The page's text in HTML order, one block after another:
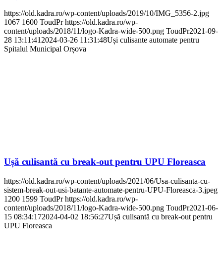
https://old.kadra.ro/wp-content/uploads/2019/10/IMG_5356-2.jpg
1067 1600 ToudPr https://old.kadra.ro/wp-
content/uploads/2018/11/logo-Kadra-wide-500.png ToudPr2021-09-
28 13:11:41 2024-03-26 11:31:48Uși culisante automate pentru
Spitalul Municipal Orșova
Ușă culisantă cu break-out pentru UPU Floreasca
https://old.kadra.ro/wp-content/uploads/2021/06/Usa-culisanta-cu-
sistem-break-out-usi-batante-automate-pentru-UPU-Floreasca-3.jpeg
1200 1599 ToudPr https://old.kadra.ro/wp-
content/uploads/2018/11/logo-Kadra-wide-500.png ToudPr2021-06-
15 08:34:172024-04-02 18:56:27Ușă culisantă cu break-out pentru
UPU Floreasca